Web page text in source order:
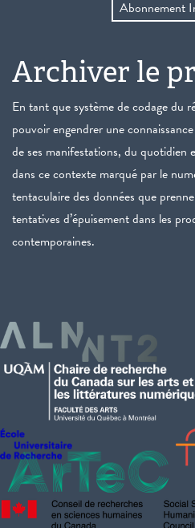
Abonnement
Archiver le
En tant que système de codage du
pouvoir engendrer une
de ses manifestations, du quotidien
dans ce contexte marqué par le
tentaculaire des données que
tentatives d’épuisement dans les
contemporaines.